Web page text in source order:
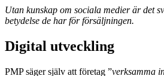
Utan kunskap om sociala medier är det
betydelse de har för försäljningen.
Digital utveckling
PMP säger själv att företag ”verksamma